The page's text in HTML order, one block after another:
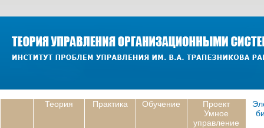
Теория Практика Обучение
Проект
Умное
управление